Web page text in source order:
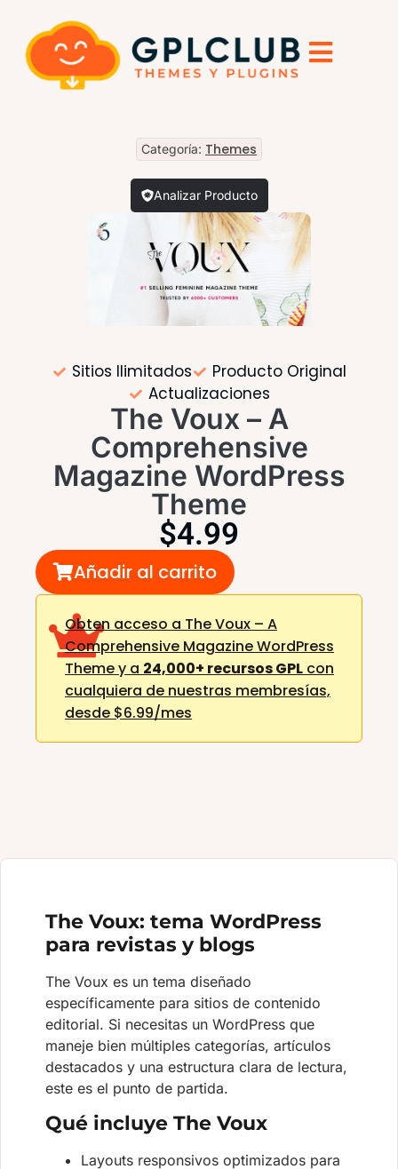
Categoría: Themes
Analizar Producto
Sitios Ilimitados
Producto Original
Actualizaciones
The Voux – A
Comprehensive
Magazine WordPress
Theme
$4.99
Añadir al carrito
Obten acceso a The Voux – A
Comprehensive Magazine WordPress
Theme y a 24,000+ recursos GPL con
cualquiera de nuestras membresías,
desde $6.99/mes
The Voux: tema WordPress
para revistas y blogs
The Voux es un tema diseñado
específicamente para sitios de contenido
editorial. Si necesitas un WordPress que
maneje bien múltiples categorías, artículos
destacados y una estructura clara de lectura,
este es el punto de partida.
Qué incluye The Voux
Layouts responsivos optimizados para